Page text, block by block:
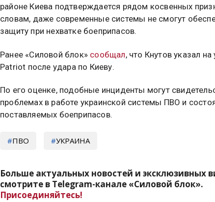
районе Киева подтверждается рядом косвенных
словам, даже современные системы не смогут
защиту при нехватке боеприпасов.
Ранее «Силовой блок» сообщал, что Кнутов указал
Patriot после удара по Киеву.
По его оценке, подобные инциденты могут
проблемах в работе украинской системы ПВО и
поставляемых боеприпасов.
ПВО УКРАИНА
Больше актуальных новостей и эксклюзивных
смотрите в Telegram-канале «Силовой блок».
Присоединяйтесь!